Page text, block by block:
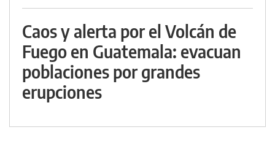
Caos y alerta por el Volcán de
Fuego en Guatemala: evacuan
poblaciones por grandes
erupciones